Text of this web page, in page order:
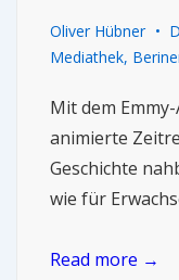
Oliver Hübner
Mediathek,
Mit dem
animierte
Geschichte
wie für
Read more →